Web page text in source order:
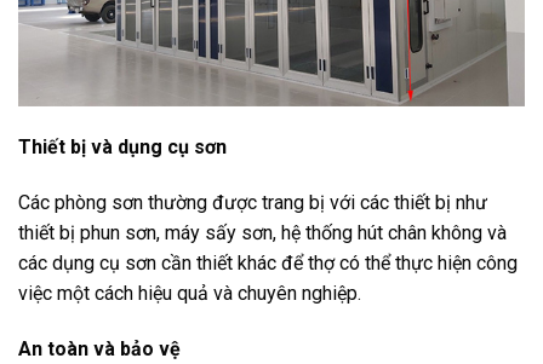
Thiết bị và dụng cụ sơn
Các phòng sơn thường được trang bị với các thiết bị như
thiết bị phun sơn, máy sấy sơn, hệ thống hút chân không và
các dụng cụ sơn cần thiết khác để thợ có thể thực hiện công
việc một cách hiệu quả và chuyên nghiệp.
An toàn và bảo vệ